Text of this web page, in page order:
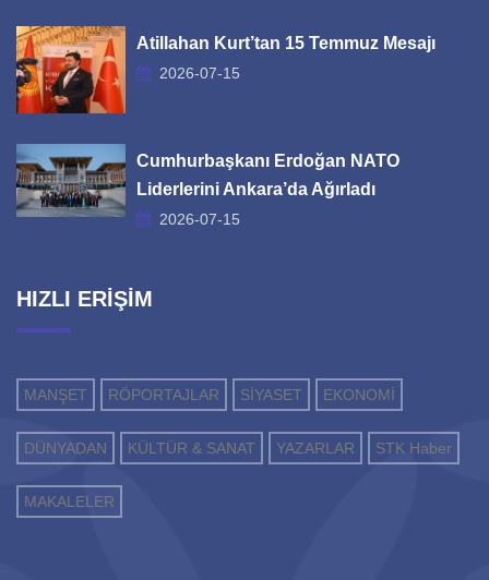
Atillahan Kurt’tan 15 Temmuz Mesajı
2026-07-15
Cumhurbaşkanı Erdoğan NATO
Liderlerini Ankara’da Ağırladı
2026-07-15
HIZLI ERİŞİM
MANŞET RÖPORTAJLAR SİYASET EKONOMİ
DÜNYADAN KÜLTÜR & SANAT YAZARLAR STK Haber
MAKALELER